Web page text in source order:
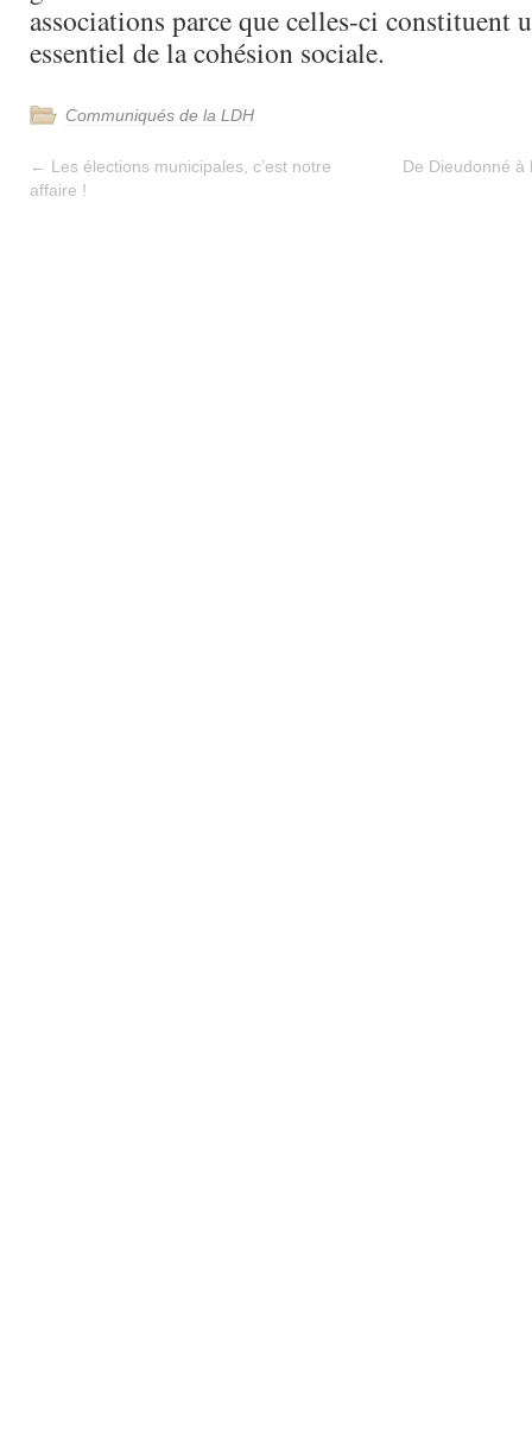
associations parce que celles-ci constituent
essentiel de la cohésion sociale.
Communiqués de la LDH
← Les élections municipales, c’est notre
affaire !
De Dieudonné à